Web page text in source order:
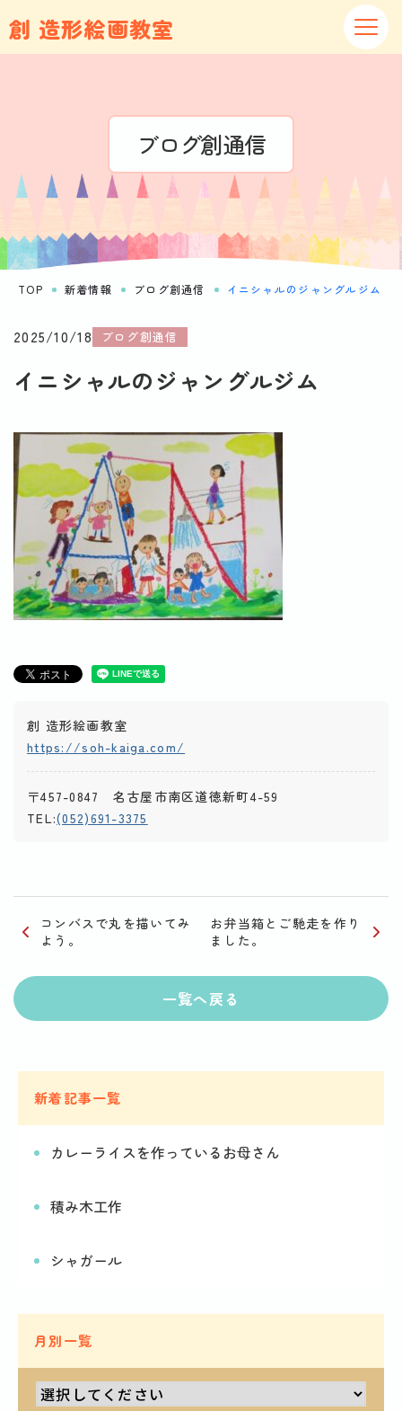
創 造形絵画教室
ブログ創通信
TOP 新着情報 ブログ創通信 イニシャルのジャングルジム
2025/10/18 ブログ創通信
イニシャルのジャングルジム
創 造形絵画教室
https://soh-kaiga.com/
〒457-0847 名古屋市南区道徳新町4-59
TEL:(052)691-3375
コンバスで丸を描いてみ
よう。
お弁当箱とご馳走を作り
ました。
一覧へ戻る
新着記事一覧
カレーライスを作っているお母さん
積み木工作
シャガール
月別一覧